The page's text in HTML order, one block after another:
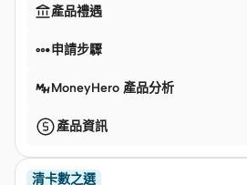
產品禮遇
申請步驟
MoneyHero 產品分析
產品資訊
清卡數之選